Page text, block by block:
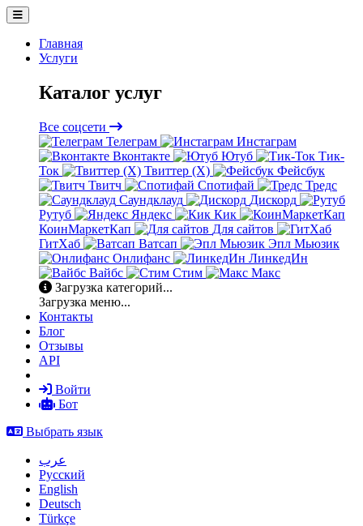
Главная
Услуги
Каталог услуг
Все соцсети
Телеграм
Инстаграм
Вконтакте
Ютуб
Тик-
Ток
Твиттер (X)
Фейсбук
Твитч
Спотифай
Тредс
Саундклауд
Дискорд
Рутуб
Яндекс
Кик
КоинМаркетКап
Для сайтов
ГитХаб
Ватсап
Эпл Мьюзик
Онлифанс
ЛинкедИн
Вайбс
Стим
Макс
Загрузка категорий...
Загрузка меню...
Контакты
Блог
Отзывы
API
Войти
Бот
Выбрать язык
عرب
Русский
English
Deutsch
Türkçe